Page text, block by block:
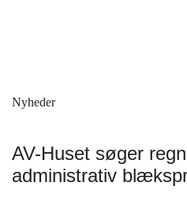
Nyheder
AV-Huset søger
administrativ